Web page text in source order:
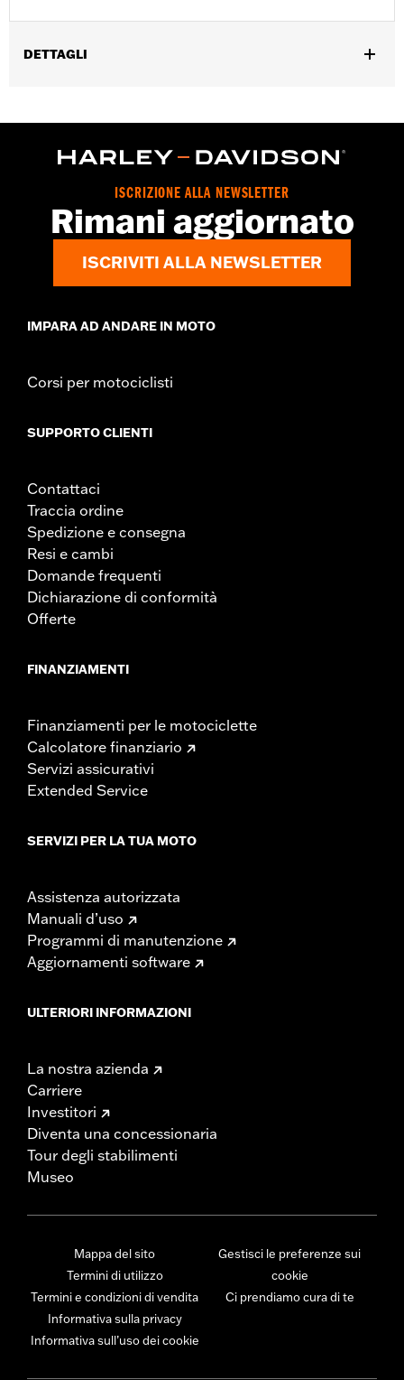
DETTAGLI
codice P/N 42300146.
Istruzioni di installazione
Posizionamento sulla moto:Anteriore
Venduto/i separatamente:Kit installazione ruota e bulloneria
Venduti singolarmente:Ciascuno
Dimensione cerchio:21
ISCRIZIONE ALLA NEWSLETTER
Rimani aggiornato
ISCRIVITI ALLA NEWSLETTER
IMPARA AD ANDARE IN MOTO
Corsi per motociclisti
SUPPORTO CLIENTI
Contattaci
Traccia ordine
Spedizione e consegna
Resi e cambi
Domande frequenti
Dichiarazione di conformità
Offerte
FINANZIAMENTI
Finanziamenti per le motociclette
Calcolatore finanziario
Servizi assicurativi
Extended Service
SERVIZI PER LA TUA MOTO
Assistenza autorizzata
Manuali d’uso
Programmi di manutenzione
Aggiornamenti software
ULTERIORI INFORMAZIONI
La nostra azienda
Carriere
Investitori
Diventa una concessionaria
Tour degli stabilimenti
Museo
Mappa del sito
Termini di utilizzo
Termini e condizioni di vendita
Informativa sulla privacy
Informativa sull’uso dei cookie
Gestisci le preferenze sui
cookie
Ci prendiamo cura di te